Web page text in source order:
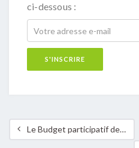
ci-dessous :
Le Budget participatif de la Ville de Dudelange